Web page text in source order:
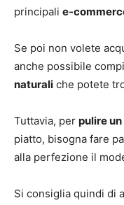
principali e-
Se poi non volete
anche possibile
naturali che potete
Tuttavia, per pulire un
piatto, bisogna fare
alla perfezione il
Si consiglia quindi di